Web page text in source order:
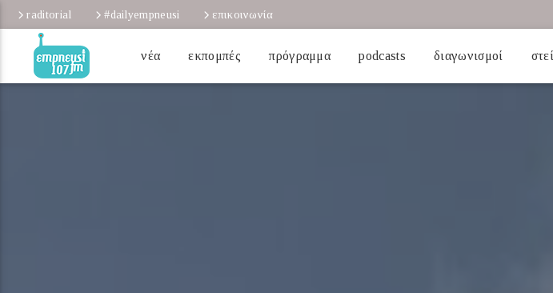
raditorial #dailyempneusi επικοινωνία
νέα εκπομπές πρόγραμμα podcasts διαγωνισμοί